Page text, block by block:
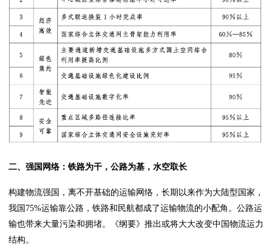
二、强国网络：铁路为干，公路为基，水空取长
构建物流强国，离不开基础的运输网络，长期以来作为大陆型国家，
我国75%运输靠公路，铁路和民航都成了运输物流的小配角。公路运
输也带来大量污染和拥堵。《纲要》推出或将大大改变中国物流运力
结构。